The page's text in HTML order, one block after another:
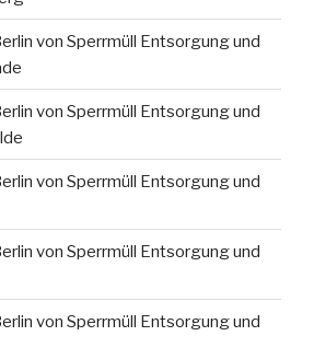
von Sperrmüll Entsorgung und
von Sperrmüll Entsorgung und
von Sperrmüll Entsorgung und
von Sperrmüll Entsorgung und
von Sperrmüll Entsorgung und